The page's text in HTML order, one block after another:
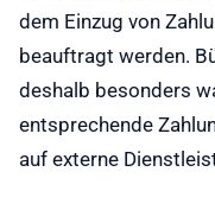
dem Einzug von
beauftragt werden.
deshalb besonders
entsprechende
auf externe